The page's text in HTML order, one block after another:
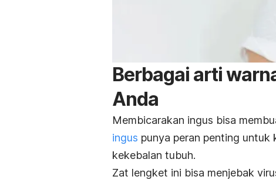
Berbagai arti
Anda
Membicarakan ingus bisa
ingus punya peran penting untuk
kekebalan tubuh.
Zat lengket ini bisa menjebak